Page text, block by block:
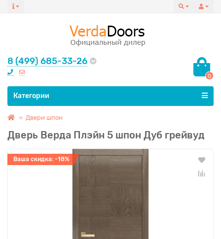
8 (499) 685-33-26
0
Все категории
Категории
Двери шпон
Дверь Верда Плэйн 5 шпон Дуб грейвуд
Ваша скидка: -18%